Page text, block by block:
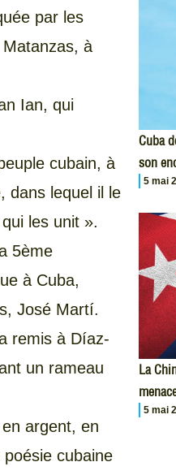
par les
Matanzas, à
Ian, qui
cubain, à
dans lequel il le
les unit ».
5ème
à Cuba,
José Martí.
remis à Díaz-
un rameau
argent, en
cubaine
Cuba
son
5 mai
La
5 mai